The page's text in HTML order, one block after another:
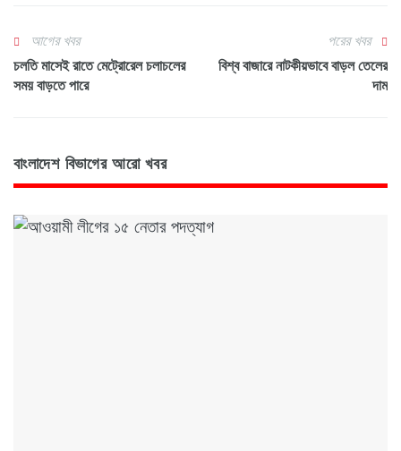
আগের খবর
চলতি মাসেই রাতে মেট্রোরেল চলাচলের
সময় বাড়তে পারে
পরের খবর
বিশ্ব বাজারে নাটকীয়ভাবে বাড়ল তেলের
দাম
বাংলাদেশ বিভাগের আরো খবর